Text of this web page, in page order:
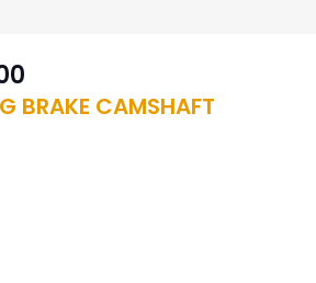
BRAKE CAMSHAFT